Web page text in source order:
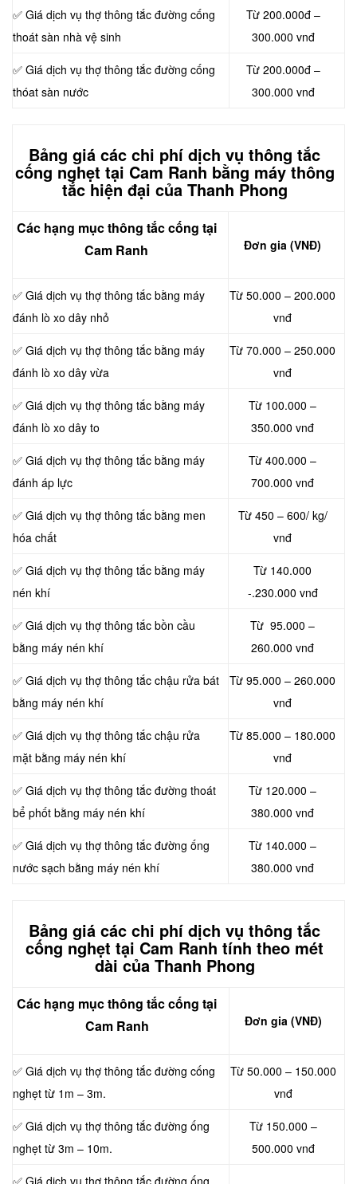
✅ Giá dịch vụ thợ thông tắc đường cống
thoát sàn nhà vệ sinh
Từ 200.000đ –
300.000 vnđ
✅ Giá dịch vụ thợ thông tắc đường cống
thóat sàn nước
Từ 200.000đ –
300.000 vnđ
Bảng giá các chi phí dịch vụ thông tắc
cống nghẹt tại Cam Ranh bằng máy thông
tắc hiện đại của Thanh Phong
Các hạng mục thông tắc cống tại
Cam Ranh
Đơn gia (VNĐ)
✅ Giá dịch vụ thợ thông tắc bằng máy
đánh lò xo dây nhỏ
Từ 50.000 – 200.000
vnđ
✅ Giá dịch vụ thợ thông tắc bằng máy
đánh lò xo dây vừa
Từ 70.000 – 250.000
vnđ
✅ Giá dịch vụ thợ thông tắc bằng máy
đánh lò xo dây to
Từ 100.000 –
350.000 vnđ
✅ Giá dịch vụ thợ thông tắc bằng máy
đánh áp lực
Từ 400.000 –
700.000 vnđ
✅ Giá dịch vụ thợ thông tắc bằng men
hóa chất
Từ 450 – 600/ kg/
vnđ
✅ Giá dịch vụ thợ thông tắc bằng máy
nén khí
Từ 140.000
-.230.000 vnđ
✅ Giá dịch vụ thợ thông tắc bồn cầu
bằng máy nén khí
Từ 95.000 –
260.000 vnđ
✅ Giá dịch vụ thợ thông tắc chậu rửa bát
bằng máy nén khí
Từ 95.000 – 260.000
vnđ
✅ Giá dịch vụ thợ thông tắc chậu rửa
mặt bằng máy nén khí
Từ 85.000 – 180.000
vnđ
✅ Giá dịch vụ thợ thông tắc đường thoát
bể phốt bằng máy nén khí
Từ 120.000 –
380.000 vnđ
✅ Giá dịch vụ thợ thông tắc đường ống
nước sạch bằng máy nén khí
Từ 140.000 –
380.000 vnđ
Bảng giá các chi phí dịch vụ thông tắc
cống nghẹt tại Cam Ranh tính theo mét
dài của Thanh Phong
Các hạng mục thông tắc cống tại
Cam Ranh
Đơn gia (VNĐ)
✅ Giá dịch vụ thợ thông tắc đường cống
nghẹt từ 1m – 3m.
Từ 50.000 – 150.000
vnđ
✅ Giá dịch vụ thợ thông tắc đường ống
nghẹt từ 3m – 10m.
Từ 150.000 –
500.000 vnđ
✅ Giá dịch vụ thợ thông tắc đường ống